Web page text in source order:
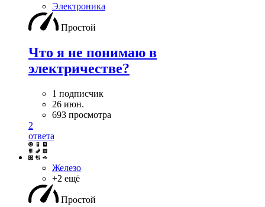
Электроника
Простой
Что я не понимаю в
электричестве?
1 подписчик
26 июн.
693 просмотра
2
ответа
Железо
+2 ещё
Простой